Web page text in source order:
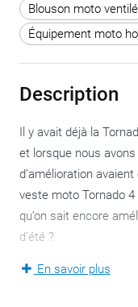
Blouson moto ventilé
Équipement moto
Description
Il y avait déjà la
et lorsque nous
d’amélioration
veste moto Tornado 4
qu’on sait encore
d’été ?
Le design, les
En savoir plus